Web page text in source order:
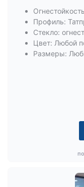
Профиль:
Стекло:
Цвет: Любой
Размеры: